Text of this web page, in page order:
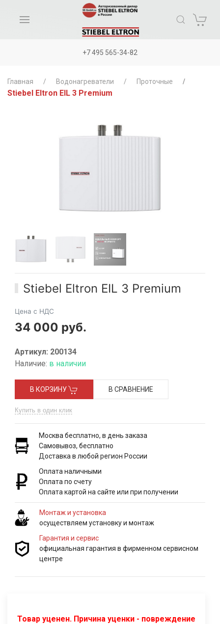
+7 495 565-34-82
Главная Водонагреватели Проточные
Stiebel Eltron EIL 3 Premium
Stiebel Eltron EIL 3 Premium
Цена с НДС
34 000 руб.
Артикул: 200134
Наличие: в наличии
В КОРЗИНУ В СРАВНЕНИЕ
Купить в один клик
Москва бесплатно, в день заказа
Самовывоз, бесплатно
Доставка в любой регион России
Оплата наличными
Оплата по счету
Оплата картой на сайте или при получении
Монтаж и установка
осуществляем установку и монтаж
Гарантия и сервис
официальная гарантия в фирменном сервисном
центре
Товар уценен. Причина уценки - повреждение